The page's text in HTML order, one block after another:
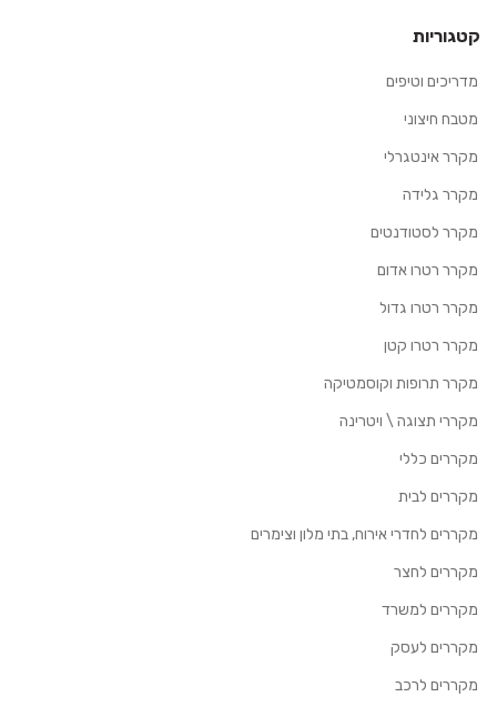
קטגוריות
מדריכים וטיפים
מטבח חיצוני
מקרר אינטגרלי
מקרר גלידה
מקרר לסטודנטים
מקרר רטרו אדום
מקרר רטרו גדול
מקרר רטרו קטן
מקרר תרופות וקוסמטיקה
מקררי תצוגה \ ויטרינה
מקררים כללי
מקררים לבית
מקררים לחדרי אירוח, בתי מלון וצימרים
מקררים לחצר
מקררים למשרד
מקררים לעסק
מקררים לרכב